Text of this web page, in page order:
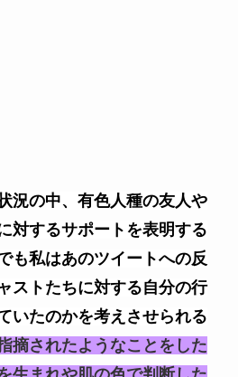
況の中、有色人種の友人や
対するサポートを表明する
も私はあのツイートへの反
ストたちに対する自分の行
いたのかを考えさせられる
摘されたようなことをした